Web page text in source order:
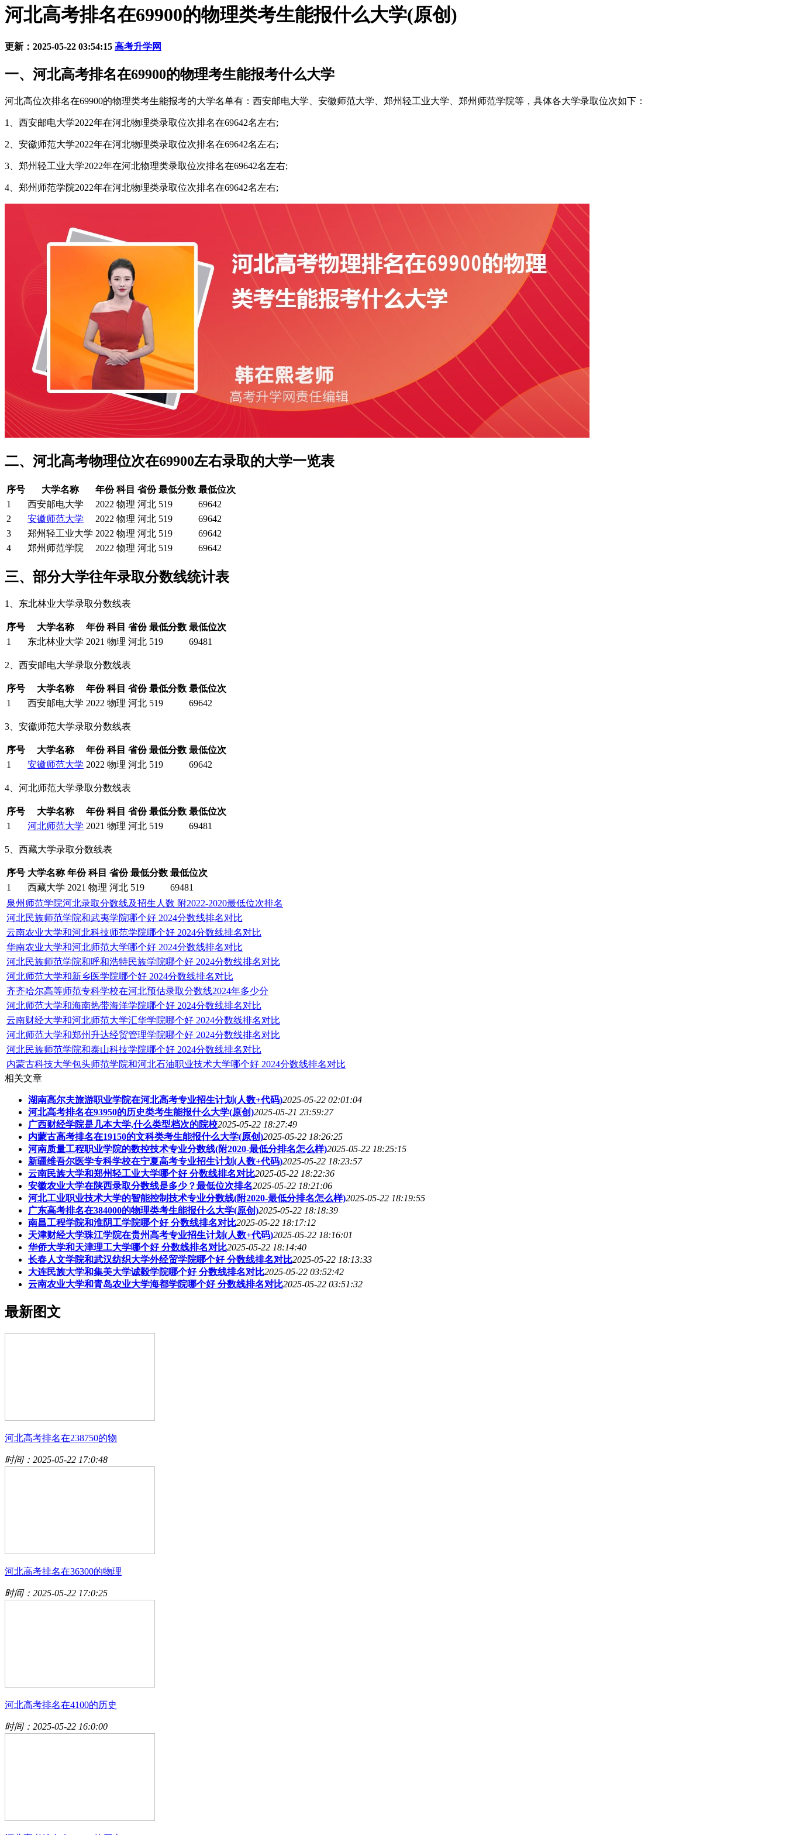
河北高考排名在69900的物理类考生能报什么大学(原创)
更新：2025-05-22 03:54:15 高考升学网
一、河北高考排名在69900的物理考生能报考什么大学
河北高位次排名在69900的物理类考生能报考的大学名单有：西安邮电大学、安徽师范大学、郑州轻工业大学、郑州师范学院等，具体各大学录取位次如下：
1、西安邮电大学2022年在河北物理类录取位次排名在69642名左右;
2、安徽师范大学2022年在河北物理类录取位次排名在69642名左右;
3、郑州轻工业大学2022年在河北物理类录取位次排名在69642名左右;
4、郑州师范学院2022年在河北物理类录取位次排名在69642名左右;
二、河北高考物理位次在69900左右录取的大学一览表
序号 大学名称 年份 科目 省份 最低分数 最低位次
1
西安邮电大学 2022 物理 河北 519
69642
2
安徽师范大学 2022 物理 河北 519
69642
3
郑州轻工业大学 2022 物理 河北 519
69642
4
郑州师范学院 2022 物理 河北 519 69642
三、部分大学往年录取分数线统计表
1、东北林业大学录取分数线表
序号 大学名称 年份 科目 省份 最低分数 最低位次
1
东北林业大学 2021 物理 河北 519 69481
2、西安邮电大学录取分数线表
序号 大学名称 年份 科目 省份 最低分数 最低位次
1
西安邮电大学 2022 物理 河北 519 69642
3、安徽师范大学录取分数线表
序号 大学名称 年份 科目 省份 最低分数 最低位次
1
安徽师范大学 2022 物理 河北 519 69642
4、河北师范大学录取分数线表
序号 大学名称 年份 科目 省份 最低分数 最低位次
1
河北师范大学 2021 物理 河北 519 69481
5、西藏大学录取分数线表
序号 大学名称 年份 科目 省份 最低分数 最低位次
1
西藏大学 2021 物理 河北 519
69481
泉州师范学院河北录取分数线及招生人数 附2022-2020最低位次排名
河北民族师范学院和武夷学院哪个好 2024分数线排名对比
云南农业大学和河北科技师范学院哪个好 2024分数线排名对比
华南农业大学和河北师范大学哪个好 2024分数线排名对比
河北民族师范学院和呼和浩特民族学院哪个好 2024分数线排名对比
河北师范大学和新乡医学院哪个好 2024分数线排名对比
齐齐哈尔高等师范专科学校在河北预估录取分数线2024年多少分
河北师范大学和海南热带海洋学院哪个好 2024分数线排名对比
云南财经大学和河北师范大学汇华学院哪个好 2024分数线排名对比
河北师范大学和郑州升达经贸管理学院哪个好 2024分数线排名对比
河北民族师范学院和泰山科技学院哪个好 2024分数线排名对比
内蒙古科技大学包头师范学院和河北石油职业技术大学哪个好 2024分数线排名对比
相关文章
湖南高尔夫旅游职业学院在河北高考专业招生计划(人数+代码)2025-05-22 02:01:04
河北高考排名在93950的历史类考生能报什么大学(原创)2025-05-21 23:59:27
广西财经学院是几本大学,什么类型档次的院校2025-05-22 18:27:49
内蒙古高考排名在19150的文科类考生能报什么大学(原创)2025-05-22 18:26:25
河南质量工程职业学院的数控技术专业分数线(附2020-最低分排名怎么样)2025-05-22 18:25:15
新疆维吾尔医学专科学校在宁夏高考专业招生计划(人数+代码)2025-05-22 18:23:57
云南民族大学和郑州轻工业大学哪个好 分数线排名对比2025-05-22 18:22:36
安徽农业大学在陕西录取分数线是多少？最低位次排名2025-05-22 18:21:06
河北工业职业技术大学的智能控制技术专业分数线(附2020-最低分排名怎么样)2025-05-22 18:19:55
广东高考排名在384000的物理类考生能报什么大学(原创)2025-05-22 18:18:39
南昌工程学院和淮阴工学院哪个好 分数线排名对比2025-05-22 18:17:12
天津财经大学珠江学院在贵州高考专业招生计划(人数+代码)2025-05-22 18:16:01
华侨大学和天津理工大学哪个好 分数线排名对比2025-05-22 18:14:40
长春人文学院和武汉纺织大学外经贸学院哪个好 分数线排名对比2025-05-22 18:13:33
大连民族大学和集美大学诚毅学院哪个好 分数线排名对比2025-05-22 03:52:42
云南农业大学和青岛农业大学海都学院哪个好 分数线排名对比2025-05-22 03:51:32
最新图文
河北高考排名在238750的物
时间：2025-05-22 17:0:48
河北高考排名在36300的物理
时间：2025-05-22 17:0:25
河北高考排名在4100的历史
时间：2025-05-22 16:0:00